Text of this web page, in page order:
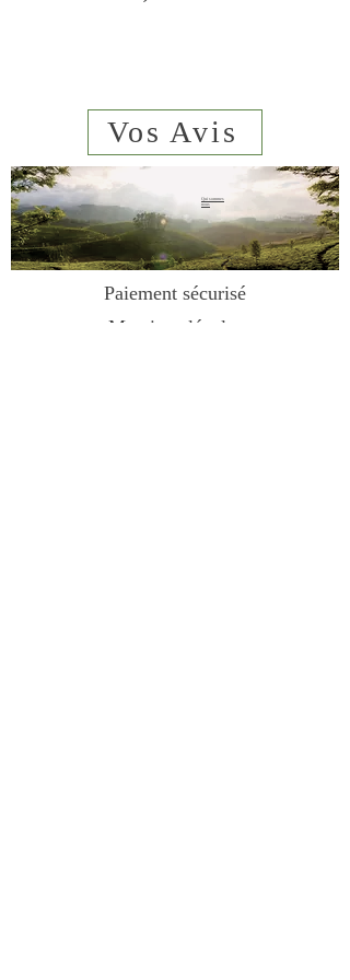
Vos Avis
sms 06 23 02
44 61
Qui sommes
nous
Paiement sécurisé
Mentions légales